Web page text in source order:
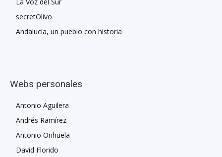
secretOlivo
Andalucía, un pueblo con historia
Webs personales
Antonio Aguilera
Andrés Ramírez
Antonio Orihuela
David Florido